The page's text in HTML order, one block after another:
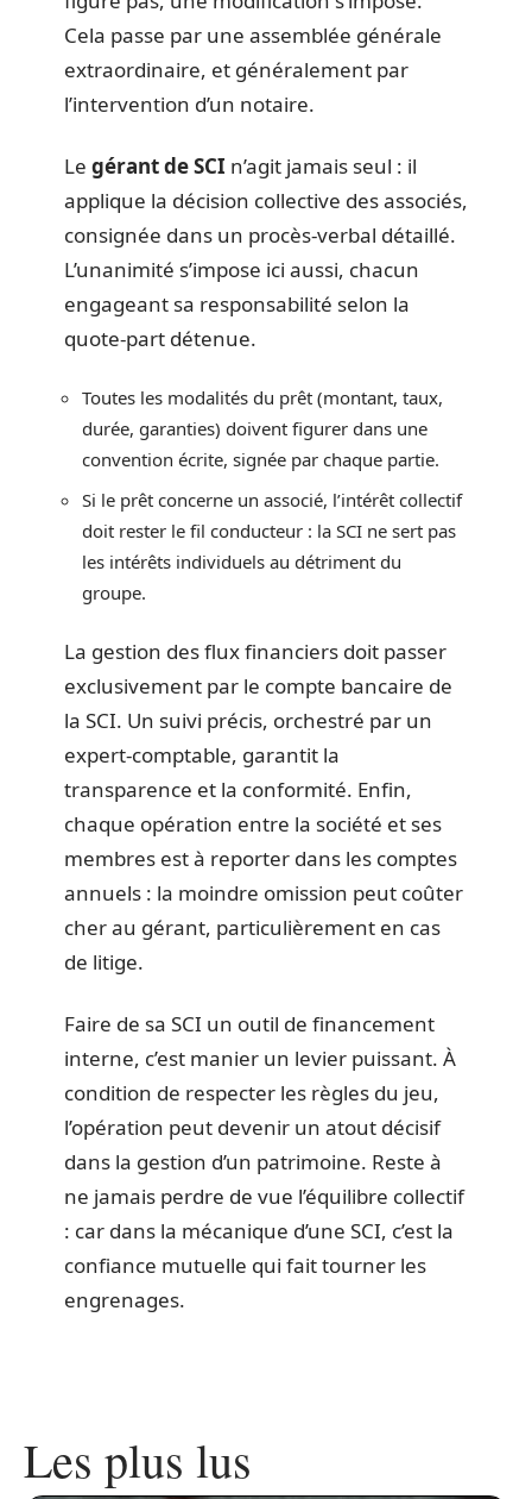
Cela passe par une assemblée générale
extraordinaire, et généralement par
l’intervention d’un notaire.
Le gérant de SCI n’agit jamais seul : il
applique la décision collective des associés,
consignée dans un procès-verbal détaillé.
L’unanimité s’impose ici aussi, chacun
engageant sa responsabilité selon la
quote-part détenue.
Toutes les modalités du prêt (montant, taux,
durée, garanties) doivent figurer dans une
convention écrite, signée par chaque partie.
Si le prêt concerne un associé, l’intérêt collectif
doit rester le fil conducteur : la SCI ne sert pas
les intérêts individuels au détriment du
groupe.
La gestion des flux financiers doit passer
exclusivement par le compte bancaire de
la SCI. Un suivi précis, orchestré par un
expert-comptable, garantit la
transparence et la conformité. Enfin,
chaque opération entre la société et ses
membres est à reporter dans les comptes
annuels : la moindre omission peut coûter
cher au gérant, particulièrement en cas
de litige.
Faire de sa SCI un outil de financement
interne, c’est manier un levier puissant. À
condition de respecter les règles du jeu,
l’opération peut devenir un atout décisif
dans la gestion d’un patrimoine. Reste à
ne jamais perdre de vue l’équilibre collectif
: car dans la mécanique d’une SCI, c’est la
confiance mutuelle qui fait tourner les
engrenages.
Les plus lus